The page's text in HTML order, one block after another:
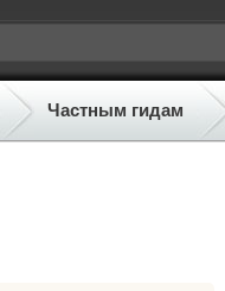
Частным гидам